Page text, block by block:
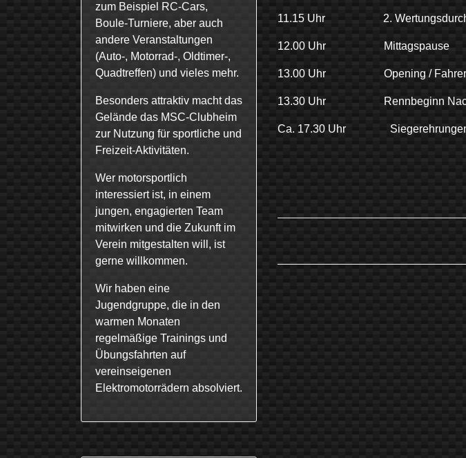
zum Beispiel RC-Cars,
Boule-Turniere, aber auch
andere Veranstaltungen
(Auto-, Motorrad-, Oldtimer-,
Quadtreffen) und vieles mehr.
Besonders attraktiv macht das
Gelände das MSC-Clubheim
zur Nutzung für sportliche und
Freizeit-Aktivitäten.
Wer motorsportlich
interessiert ist, in einem
jungen, engagierten Team
mitwirken und die Zukunft im
Verein mitgestalten will, ist
gerne willkommen.
Wir haben eine
Jugendgruppe, die in den
warmen Monaten
regelmäßige Trainings und
Übungsfahrten auf
vereinseigenen
Elektromotorrädern absolviert.
11.15 Uhr 2.
12.00 Uhr Mittagspause
13.00 Uhr Opening /
13.30 Uhr Rennbeginn
Ca. 17.30 Uhr Siegerehrungen